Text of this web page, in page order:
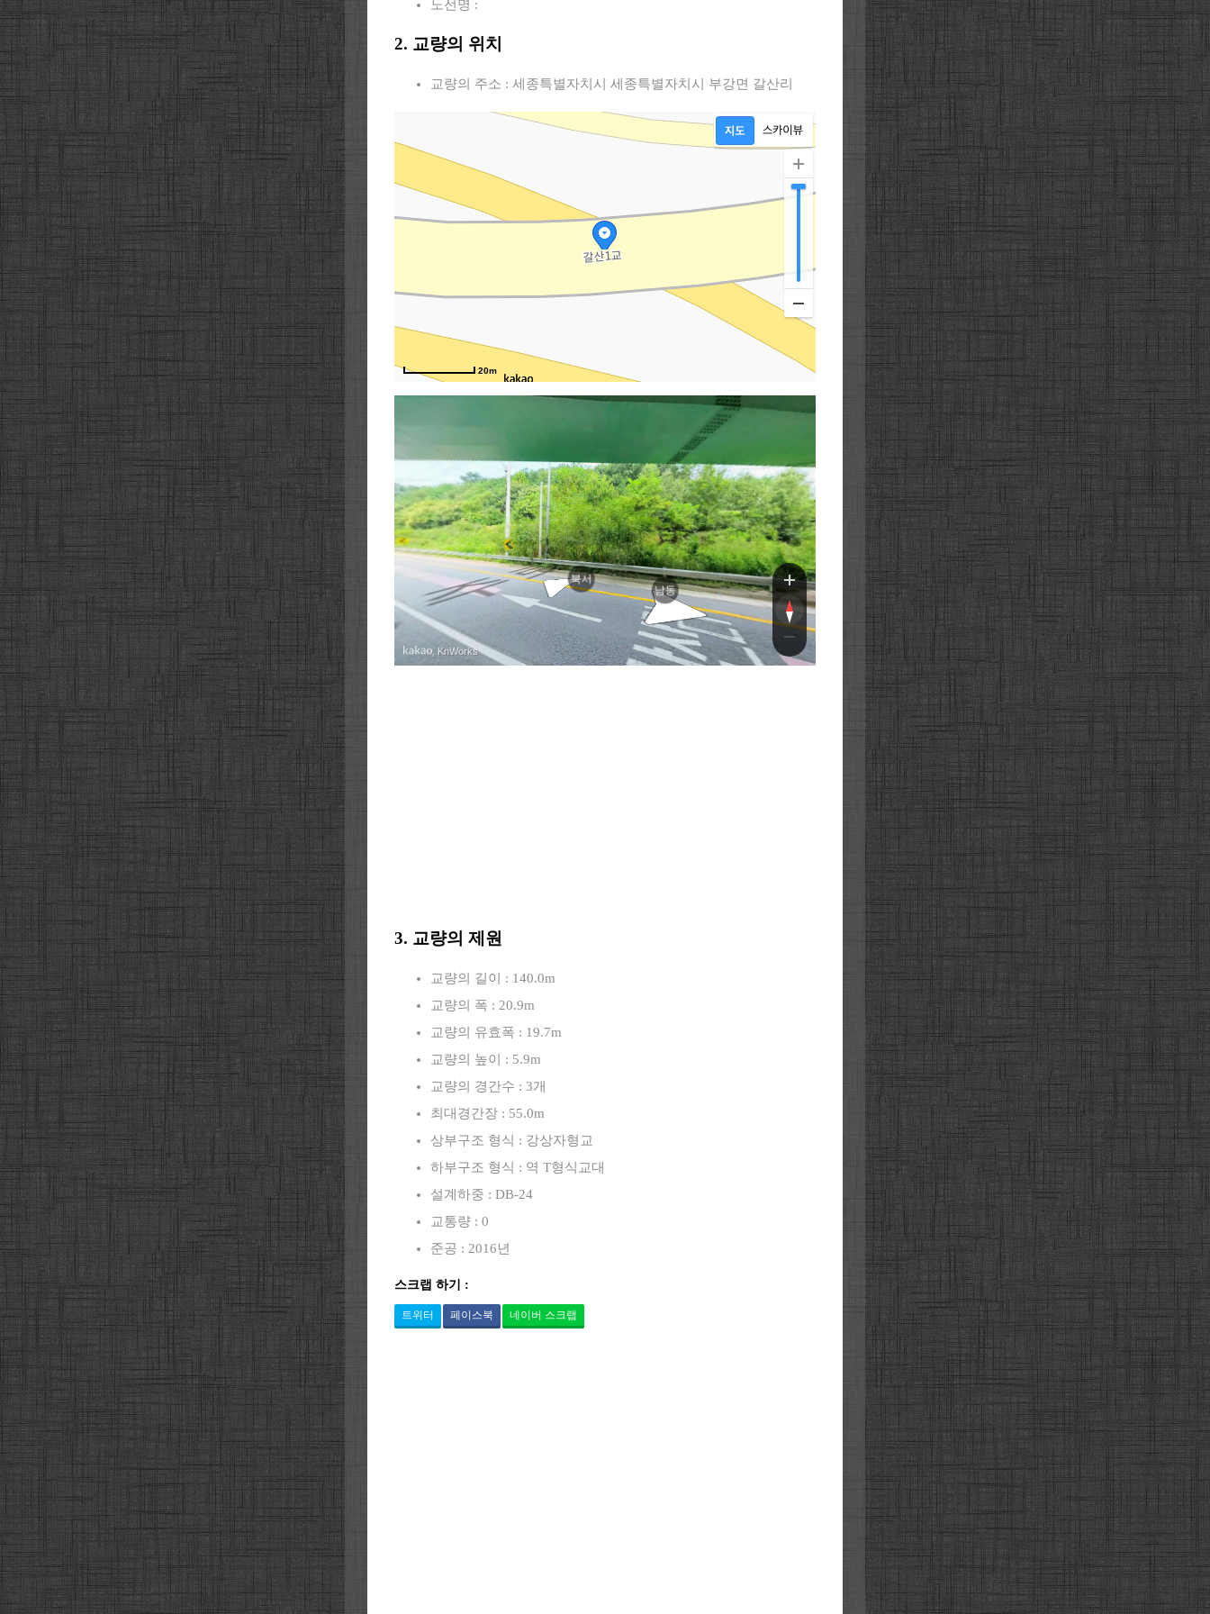
노선명 :
2. 교량의 위치
교량의 주소 : 세종특별자치시 세종특별자치시 부강면 갈산리
20m
세종청주로
세종청주로
북서
남동
, KnWorks
3. 교량의 제원
교량의 길이 : 140.0m
교량의 폭 : 20.9m
교량의 유효폭 : 19.7m
교량의 높이 : 5.9m
교량의 경간수 : 3개
최대경간장 : 55.0m
상부구조 형식 : 강상자형교
하부구조 형식 : 역 T형식교대
설계하중 : DB-24
교통량 : 0
준공 : 2016년
스크랩 하기 :
트위터 페이스북 네이버 스크랩